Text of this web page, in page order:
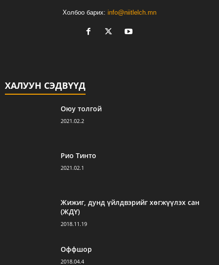
Холбоо барих: info@niitlelch.mn
ХАЛУУН СЭДВҮҮД
Оюу толгой
2021.02.2
Рио Тинто
2021.02.1
Жижиг, дунд үйлдвэрийг хөгжүүлэх сан
(ЖДҮ)
2018.11.19
Оффшор
2018.04.4